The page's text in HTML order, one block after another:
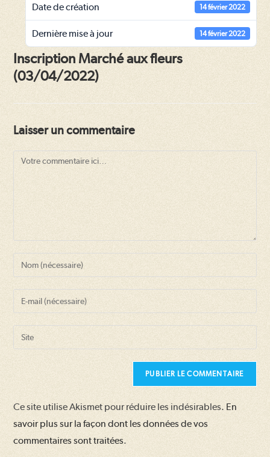
Date de création 14 février 2022
Dernière mise à jour 14 février 2022
Inscription Marché aux fleurs
(03/04/2022)
Laisser un commentaire
Comment
your
name
comment
your
email
address
l’URL
(facultatif)
Ce site utilise Akismet pour réduire les indésirables. En
savoir plus sur la façon dont les données de vos
commentaires sont traitées.